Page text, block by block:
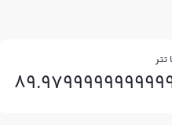
تتر